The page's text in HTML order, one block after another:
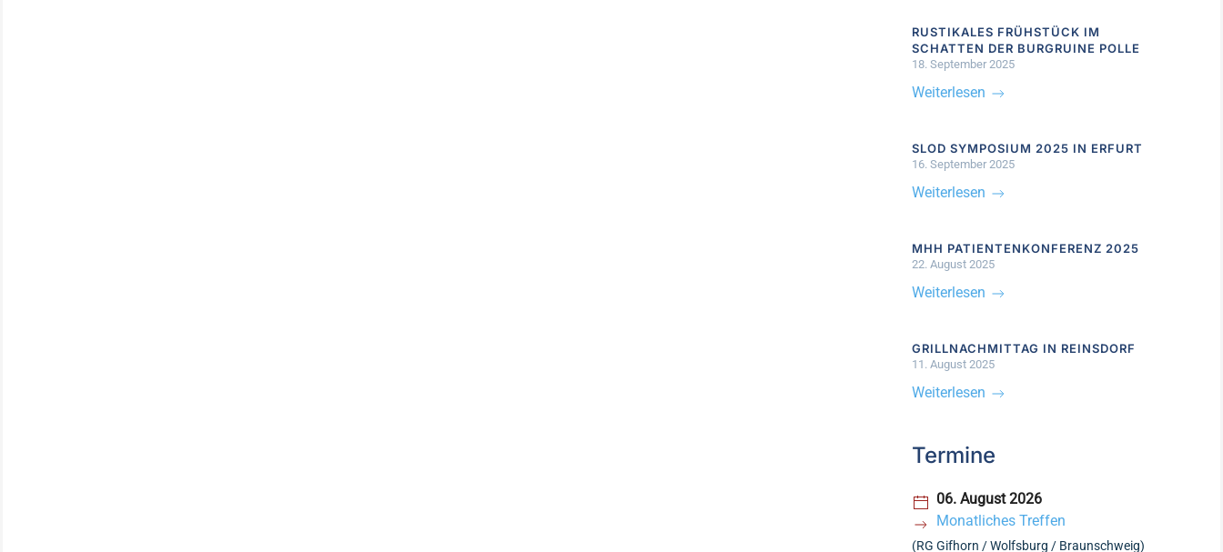
RUSTIKALES FRÜHSTÜCK IM
SCHATTEN DER BURGRUINE POLLE
18. September 2025
Weiterlesen
SLOD SYMPOSIUM 2025 IN ERFURT
16. September 2025
Weiterlesen
MHH PATIENTENKONFERENZ 2025
22. August 2025
Weiterlesen
GRILLNACHMITTAG IN REINSDORF
11. August 2025
Weiterlesen
Termine
06. August 2026
Monatliches Treffen
(RG Gifhorn / Wolfsburg / Braunschweig)